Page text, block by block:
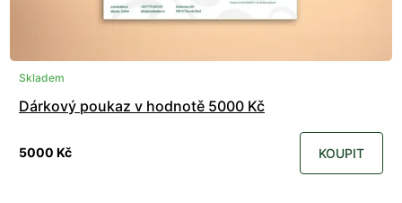
Skladem
Dárkový poukaz v hodnotě 5000 Kč
5000 Kč KOUPIT